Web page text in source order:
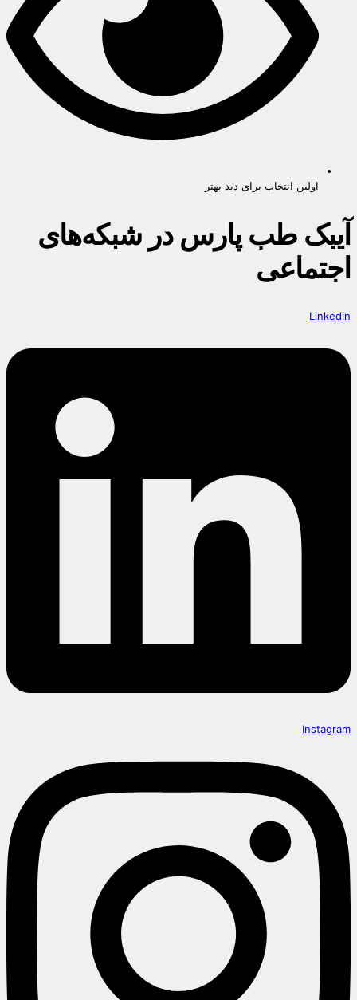
اولین انتخاب برای دید بهتر
آیبک طب پارس در شبکه‌های
اجتماعی
Linkedin
Instagram